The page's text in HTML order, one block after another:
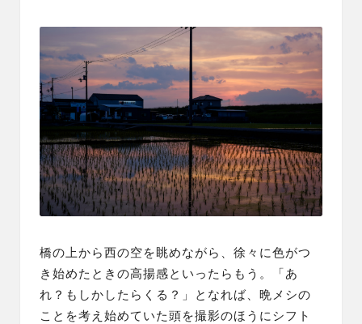
橋の上から西の空を眺めながら、徐々に色がつ
き始めたときの高揚感といったらもう。「あ
れ？もしかしたらくる？」となれば、晩メシの
ことを考え始めていた頭を撮影のほうにシフト